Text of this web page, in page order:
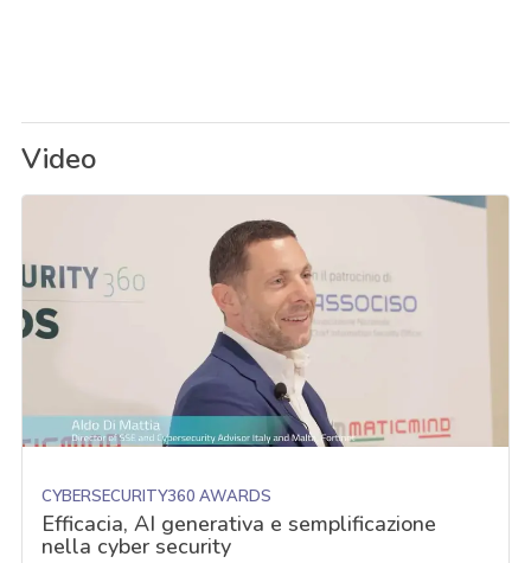
Video
CYBERSECURITY360 AWARDS
Efficacia, AI generativa e semplificazione
nella cyber security